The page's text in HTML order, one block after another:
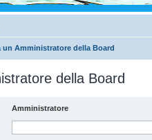
un Amministratore della Board
della Board
Amministratore